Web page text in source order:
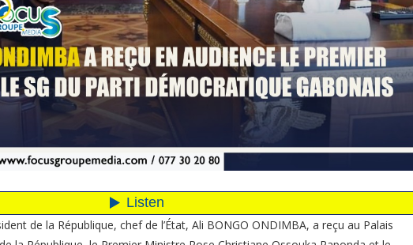
de la République, chef de l’État, Ali BONGO ONDIMBA, a reçu au Palais